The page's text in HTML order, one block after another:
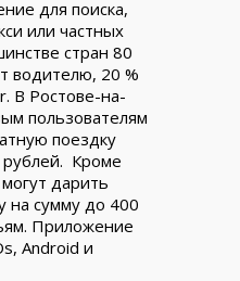
для поиска,
или частных
стран 80
водителю, 20 %
В Ростове-на-
пользователям
поездку
Кроме
дарить
на сумму до 400
Приложение
Android и